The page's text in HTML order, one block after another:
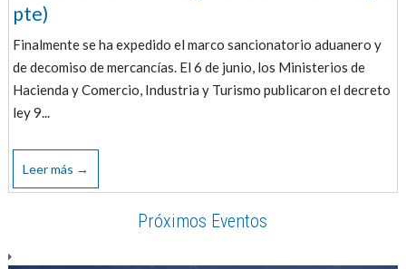
pte)
Finalmente se ha expedido el marco sancionatorio aduanero y
de decomiso de mercancías. El 6 de junio, los Ministerios de
Hacienda y Comercio, Industria y Turismo publicaron el decreto
ley 9...
Leer más →
Próximos Eventos